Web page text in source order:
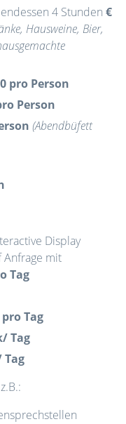
4 Stunden €
Hausweine, Bier,
pro Person
Person
(Abendbüfett
Display
Anfrage mit
Tag
pro Tag
Tag
Tag